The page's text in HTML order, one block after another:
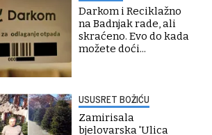
Darkom i Reciklažno
na Badnjak rade, ali
skraćeno. Evo do kada
možete doći...
USUSRET BOŽIĆU
Zamirisala
bjelovarska 'Ulica